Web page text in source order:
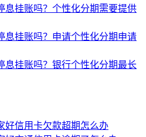
息挂账吗？个性化分期需要提供
息挂账吗？申请个性化分期申请
息挂账吗？银行个性化分期最长
好信用卡欠款超期怎么办